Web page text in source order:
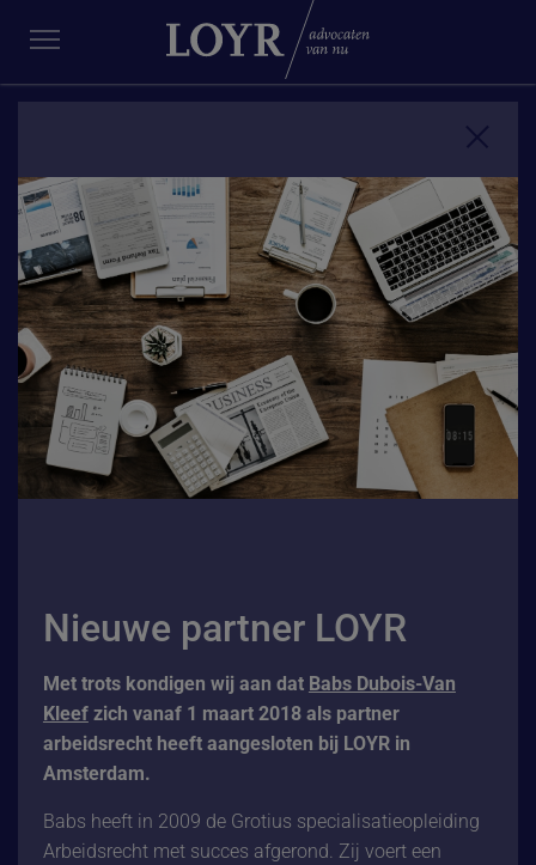
Nieuwe partner LOYR
Met trots kondigen wij aan dat Babs Dubois-Van
Kleefzich vanaf 1 maart 2018 als partner
arbeidsrecht heeft aangesloten bij LOYR in
Amsterdam.
Babs heeft in 2009 de Grotius specialisatieopleiding
Arbeidsrecht met succes afgerond. Zij voert een